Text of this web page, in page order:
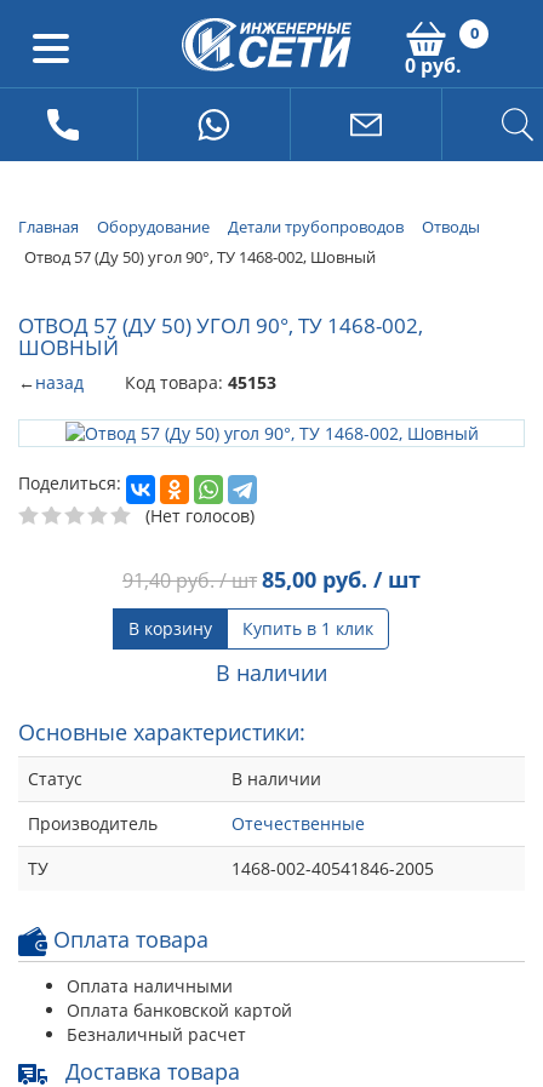
0
0 руб.
Главная Оборудование Детали трубопроводов
Отводы
Отвод 57 (Ду 50) угол 90°, ТУ 1468-002, Шовный
ОТВОД 57 (ДУ 50) УГОЛ 90°, ТУ 1468-002,
ШОВНЫЙ
←назад Код товара: 45153
Поделиться:
(Нет голосов)
91,40руб. / шт85,00 руб. / шт
В корзину Купить в 1 клик
В наличии
Основные характеристики:
Статус
В наличии
Производитель
Отечественные
ТУ
1468-002-40541846-2005
Оплата товара
Оплата наличными
Оплата банковской картой
Безналичный расчет
Доставка товара